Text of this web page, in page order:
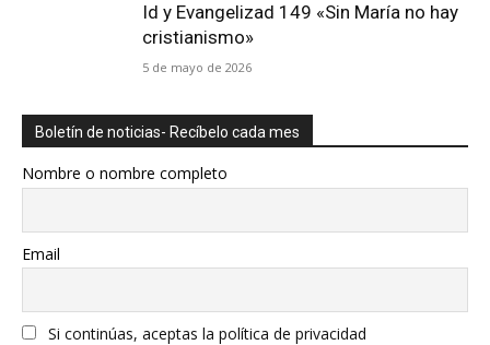
Id y Evangelizad 149 «Sin María no hay
cristianismo»
5 de mayo de 2026
Boletín de noticias- Recíbelo cada mes
Nombre o nombre completo
Email
Si continúas, aceptas la política de privacidad